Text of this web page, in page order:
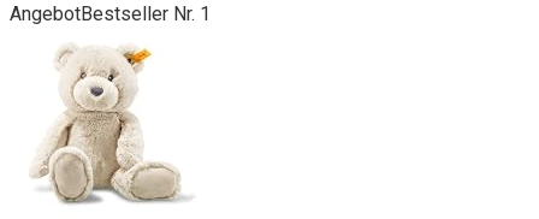
AngebotBestseller Nr. 1